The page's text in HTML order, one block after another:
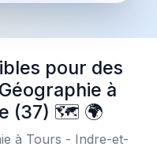
pour des
à
(37) 🗺️ 🌍
à Tours - Indre-et-